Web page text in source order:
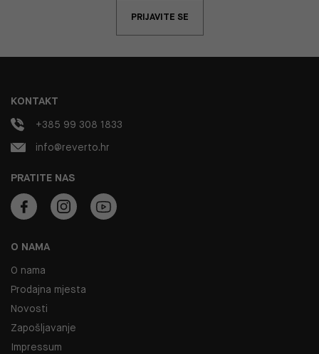
PRIJAVITE SE
O NAMA
O nama
Prodajna mjesta
Novosti
Zapošljavanje
Impressum
PRATITE NAS
KONTAKT
+385 99 308 1833
info@reverto.hr